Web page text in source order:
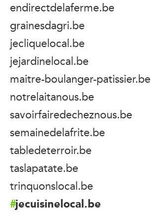
endirectdelaferme.be
grainesdagri.be
jecliquelocal.be
jejardinelocal.be
maitre-boulanger-patissier.be
notrelaitanous.be
savoirfairedecheznous.be
semainedelafrite.be
tabledeterroir.be
taslapatate.be
trinquonslocal.be
jecuisinelocal.be